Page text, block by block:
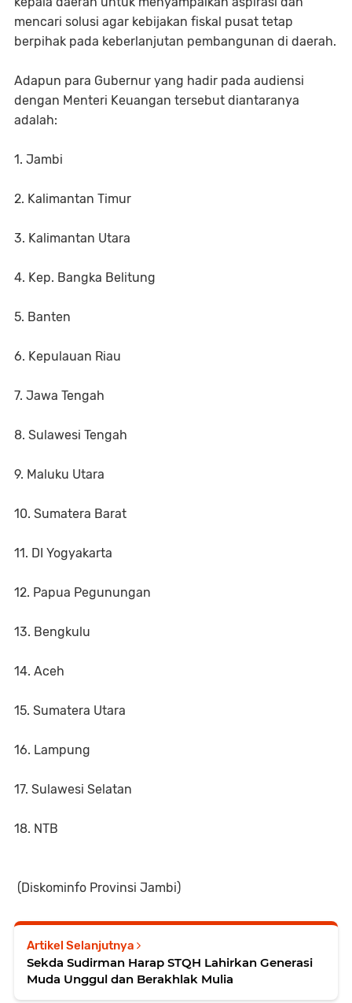
mencari solusi agar kebijakan fiskal pusat tetap
berpihak pada keberlanjutan pembangunan di daerah.
Adapun para Gubernur yang hadir pada audiensi
dengan Menteri Keuangan tersebut diantaranya
adalah:
1. Jambi
2. Kalimantan Timur
3. Kalimantan Utara
4. Kep. Bangka Belitung
5. Banten
6. Kepulauan Riau
7. ⁠⁠Jawa Tengah
8. ⁠Sulawesi Tengah
9. Maluku Utara
10. ⁠Sumatera Barat
11. ⁠DI Yogyakarta
12. Papua Pegunungan
13. ⁠Bengkulu
14. Aceh
15. Sumatera Utara
16. Lampung
17. Sulawesi Selatan
18. NTB
(Diskominfo Provinsi Jambi)
Artikel Selanjutnya
Sekda Sudirman Harap STQH Lahirkan Generasi
Muda Unggul dan Berakhlak Mulia